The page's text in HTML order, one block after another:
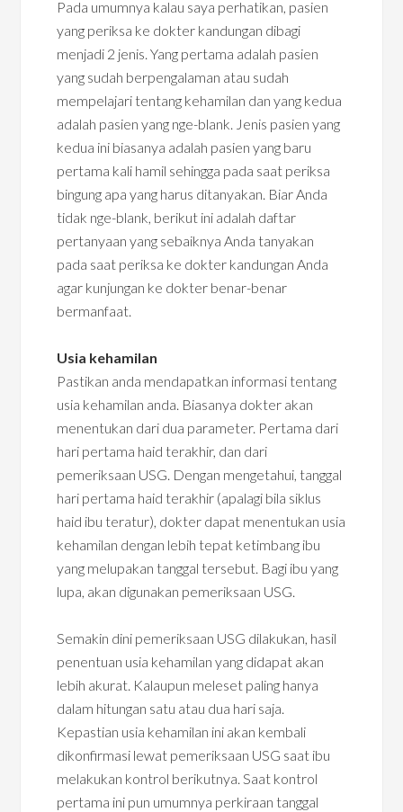
Pada umumnya kalau saya perhatikan, pasien
yang periksa ke dokter kandungan dibagi
menjadi 2 jenis. Yang pertama adalah pasien
yang sudah berpengalaman atau sudah
mempelajari tentang kehamilan dan yang kedua
adalah pasien yang nge-blank. Jenis pasien yang
kedua ini biasanya adalah pasien yang baru
pertama kali hamil sehingga pada saat periksa
bingung apa yang harus ditanyakan. Biar Anda
tidak nge-blank, berikut ini adalah daftar
pertanyaan yang sebaiknya Anda tanyakan
pada saat periksa ke dokter kandungan Anda
agar kunjungan ke dokter benar-benar
bermanfaat.
Usia kehamilan
Pastikan anda mendapatkan informasi tentang
usia kehamilan anda. Biasanya dokter akan
menentukan dari dua parameter. Pertama dari
hari pertama haid terakhir, dan dari
pemeriksaan USG. Dengan mengetahui, tanggal
hari pertama haid terakhir (apalagi bila siklus
haid ibu teratur), dokter dapat menentukan usia
kehamilan dengan lebih tepat ketimbang ibu
yang melupakan tanggal tersebut. Bagi ibu yang
lupa, akan digunakan pemeriksaan USG.
Semakin dini pemeriksaan USG dilakukan, hasil
penentuan usia kehamilan yang didapat akan
lebih akurat. Kalaupun meleset paling hanya
dalam hitungan satu atau dua hari saja.
Kepastian usia kehamilan ini akan kembali
dikonfirmasi lewat pemeriksaan USG saat ibu
melakukan kontrol berikutnya. Saat kontrol
pertama ini pun umumnya perkiraan tanggal